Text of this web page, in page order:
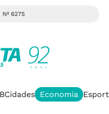
| Nº 6275
Cidades Economia